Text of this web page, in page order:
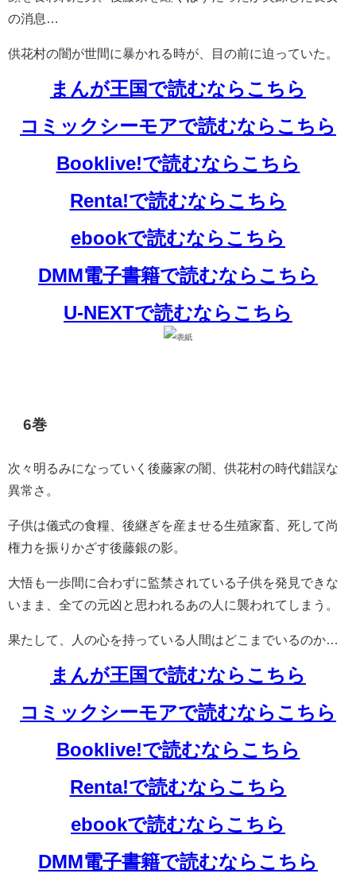
の消息…
供花村の闇が世間に暴かれる時が、目の前に迫っていた。
まんが王国で読むならこちら
コミックシーモアで読むならこちら
Booklive!で読むならこちら
Renta!で読むならこちら
ebookで読むならこちら
DMM電子書籍で読むならこちら
U-NEXTで読むならこちら
6巻
次々明るみになっていく後藤家の闇、供花村の時代錯誤な
異常さ。
子供は儀式の食糧、後継ぎを産ませる生殖家畜、死して尚
権力を振りかざす後藤銀の影。
大悟も一歩間に合わずに監禁されている子供を発見できな
いまま、全ての元凶と思われるあの人に襲われてしまう。
果たして、人の心を持っている人間はどこまでいるのか…
まんが王国で読むならこちら
コミックシーモアで読むならこちら
Booklive!で読むならこちら
Renta!で読むならこちら
ebookで読むならこちら
DMM電子書籍で読むならこちら